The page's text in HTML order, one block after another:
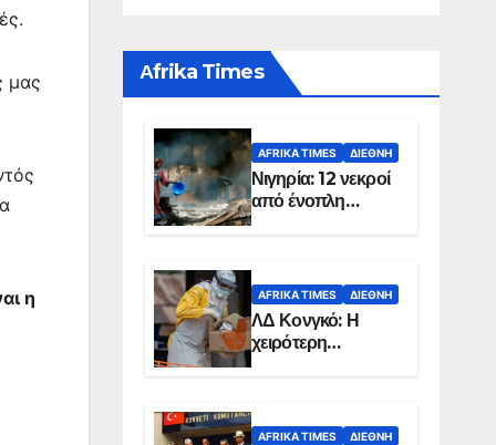
μας
η
Αfrika Times
AFRIKA TIMES ΔΙΕΘΝΉ
Νιγηρία: 12 νεκροί
από ένοπλη
επίθεση σε χωριό
AFRIKA TIMES ΔΙΕΘΝΉ
ΛΔ Κονγκό: Η
χειρότερη
επιδημία Έμπολα
χώρας
AFRIKA TIMES ΔΙΕΘΝΉ